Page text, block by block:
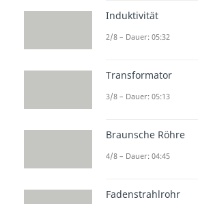
gepolt. Die
Basis und
Sperrrichtung
scheint sich die
großartig
Vom Emitter
Wir schauen uns
Grund, weshalb
Induktivität
2/8 – Dauer: 05:32
Transformator
3/8 – Dauer: 05:13
Braunsche Röhre
4/8 – Dauer: 04:45
Fadenstrahlrohr